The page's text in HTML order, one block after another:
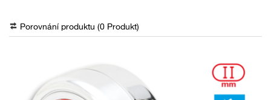
Porovnání produktu (0 Produkt)